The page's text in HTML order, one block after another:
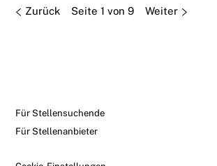
ZurückSeite 1 von 9 Weiter
Für Stellensuchende
Für Stellenanbieter